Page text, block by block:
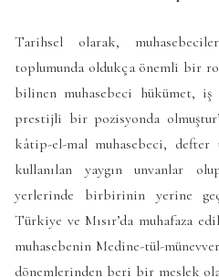
Tarihsel olarak,
toplumunda oldukça önemli bir
bilinen muhasebeci hükümet,
prestijli bir pozisyonda
kâtip-el-mal muhasebeci,
kullanılan yaygın unvanlar
yerlerinde birbirinin yerine
Türkiye ve Mısır’da muhafaza
muhasebenin Medine-tül-
dönemlerinden beri bir meslek